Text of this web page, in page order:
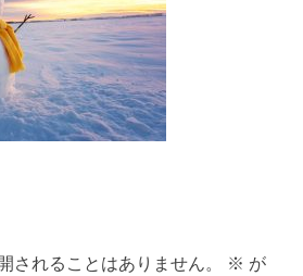
されることはありません。 ※ が